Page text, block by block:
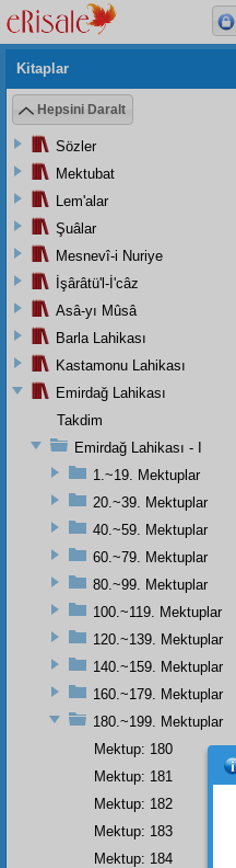
Kitaplar
Hepsini Daralt
Sözler
Mektubat
Lem'alar
Şuâlar
Mesnevî-i Nuriye
İşârâtü'l-İ'câz
Asâ-yı Mûsâ
Barla Lahikası
Kastamonu Lahikası
Emirdağ Lahikası
Takdim
Emirdağ Lahikası - I
1.~19. Mektuplar
20.~39. Mektuplar
40.~59. Mektuplar
60.~79. Mektuplar
80.~99. Mektuplar
100.~119. Mektuplar
120.~139. Mektuplar
140.~159. Mektuplar
160.~179. Mektuplar
180.~199. Mektuplar
Mektup: 180
Mektup: 181
Mektup: 182
Mektup: 183
Mektup: 184